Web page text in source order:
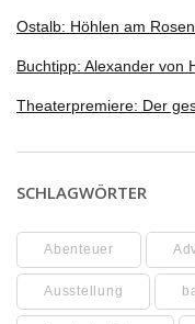
Ostalb: Höhlen am
Buchtipp: Alexander von
Theaterpremiere: Der
SCHLAGWÖRTER
Abenteuer
Ausstellung